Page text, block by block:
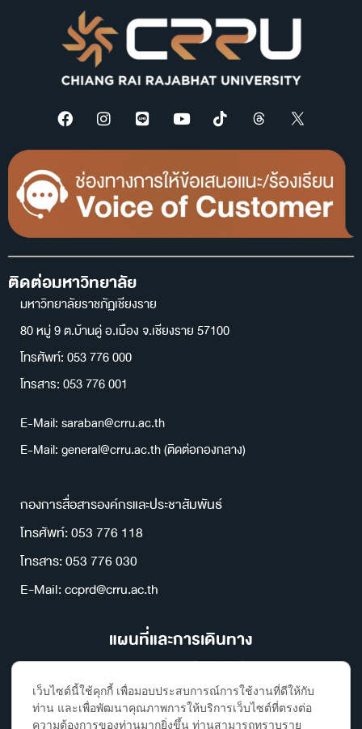
ติดต่อมหาวิทยาลัย
มหาวิทยาลัยราชภัฏเชียงราย
80 หมู่ 9 ต.บ้านดู่ อ.เมือง จ.เชียงราย 57100
โทรศัพท์: 053 776 000
โทรสาร: 053 776 001
E-Mail: saraban@crru.ac.th
E-Mail: general@crru.ac.th (ติดต่อกองกลาง)
กองการสื่อสารองค์กรและประชาสัมพันธ์
โทรศัพท์: 053 776 118
โทรสาร: 053 776 030
E-Mail: ccprd@crru.ac.th
แผนที่และการเดินทาง
เว็บไซต์นี้ใช้คุกกี้ เพื่อมอบประสบการณ์การใช้งานที่ดีให้กับ
ท่าน และเพื่อพัฒนาคุณภาพการให้บริการเว็บไซต์ที่ตรงต่อ
ความต้องการของท่านมากยิ่งขึ้น ท่านสามารถทราบราย